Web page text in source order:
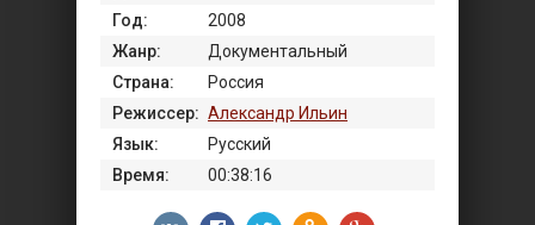
Год:
2008
Жанр:
Документальный
Страна:
Россия
Режиссер: Александр Ильин
Язык:
Русский
Время:
00:38:16